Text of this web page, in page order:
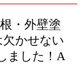
・外壁塗
かせない
ました！A